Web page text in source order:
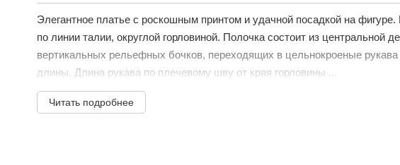
Элегантное платье с роскошным принтом и удачной посадкой на фигуре.
по линии талии, округлой горловиной. Полочка состоит из центральной
вертикальных рельефных бочков, переходящих в цельнокроеные рукава
длины. Длина рукава по плечевому шву от края горловины ...
Читать подробнее